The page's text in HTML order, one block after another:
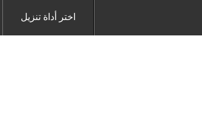
اختر أداة تنزيل